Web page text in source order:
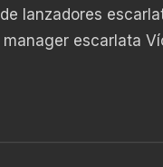
lanzadores
escarlata